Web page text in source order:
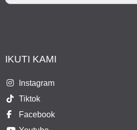
IKUTI KAMI
Instagram
Tiktok
Facebook